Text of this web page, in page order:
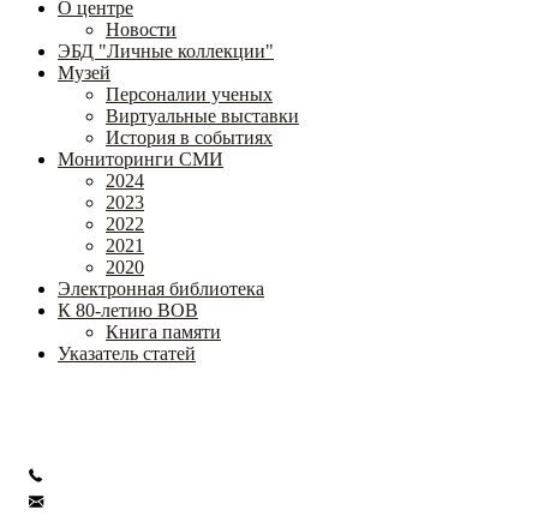
О центре
Новости
ЭБД "Личные коллекции"
Музей
Персоналии ученых
Виртуальные выставки
История в событиях
Мониторинги СМИ
2024
2023
2022
2021
2020
Электронная библиотека
К 80-летию ВОВ
Книга памяти
Указатель статей